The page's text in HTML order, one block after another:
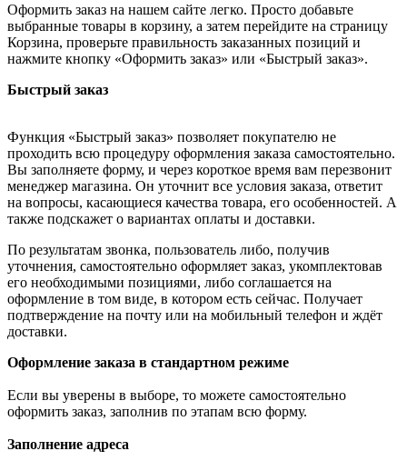
Оформить заказ на нашем сайте легко. Просто добавьте
выбранные товары в корзину, а затем перейдите на страницу
Корзина, проверьте правильность заказанных позиций и
нажмите кнопку «Оформить заказ» или «Быстрый заказ».
Быстрый заказ
Функция «Быстрый заказ» позволяет покупателю не
проходить всю процедуру оформления заказа самостоятельно.
Вы заполняете форму, и через короткое время вам перезвонит
менеджер магазина. Он уточнит все условия заказа, ответит
на вопросы, касающиеся качества товара, его особенностей. А
также подскажет о вариантах оплаты и доставки.
По результатам звонка, пользователь либо, получив
уточнения, самостоятельно оформляет заказ, укомплектовав
его необходимыми позициями, либо соглашается на
оформление в том виде, в котором есть сейчас. Получает
подтверждение на почту или на мобильный телефон и ждёт
доставки.
Оформление заказа в стандартном режиме
Если вы уверены в выборе, то можете самостоятельно
оформить заказ, заполнив по этапам всю форму.
Заполнение адреса